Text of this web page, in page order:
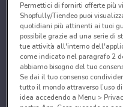
Permettici di fornirti offerte più
Shopfully/Tiendeo puoi
quotidiani più attinenti ai tuoi
possibile grazie ad una serie di
tue attività all'interno
come indicato nel paragrafo 2
abbiamo bisogno del tuo
Se dai il tuo consenso
tutto il mondo attraverso l’uso
idea accedendo a Menu >